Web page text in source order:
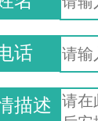
话
描述